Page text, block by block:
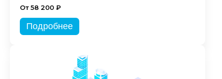
От 58 200 ₽
Подробнее